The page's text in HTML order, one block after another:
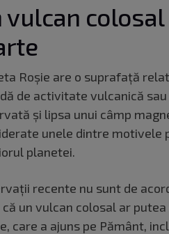
vulcan
Roșie are o suprafață
de activitate vulcanică
și lipsa unui câmp
unele dintre motivele
planetei.
recente nu sunt de
că un vulcan colosal ar
care a ajuns pe Pământ,